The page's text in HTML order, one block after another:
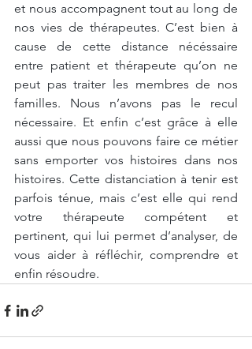
et nous accompagnent tout au long de
nos vies de thérapeutes. C’est bien à
cause de cette distance nécéssaire
entre patient et thérapeute qu’on ne
peut pas traiter les membres de nos
familles. Nous n’avons pas le recul
nécessaire. Et enfin c’est grâce à elle
aussi que nous pouvons faire ce métier
sans emporter vos histoires dans nos
histoires. Cette distanciation à tenir est
parfois ténue, mais c’est elle qui rend
votre thérapeute compétent et
pertinent, qui lui permet d’analyser, de
vous aider à réfléchir, comprendre et
enfin résoudre.